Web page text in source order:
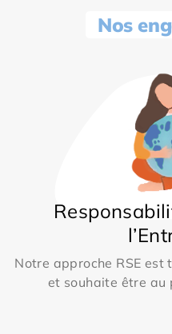
Nos
Notre approche RSE
et souhaite être au